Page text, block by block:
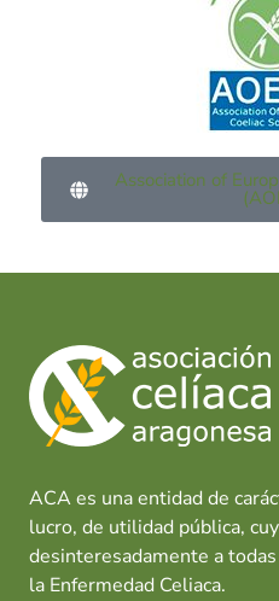
Association of
ACA es una entidad de
lucro, de utilidad pública,
desinteresadamente a
la Enfermedad Celiaca.